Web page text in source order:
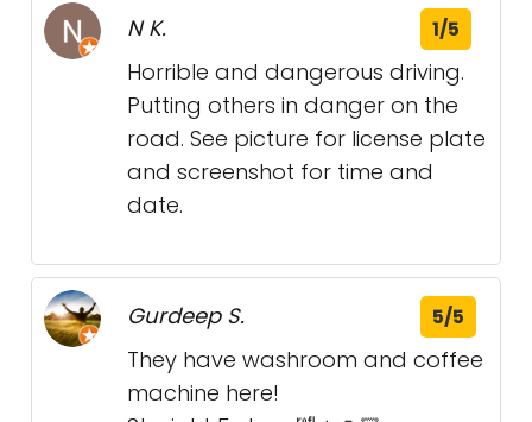
N K. 1/5
Horrible and dangerous driving.
Putting others in danger on the
road. See picture for license plate
and screenshot for time and
date.
Gurdeep S. 5/5
They have washroom and coffee
machine here!